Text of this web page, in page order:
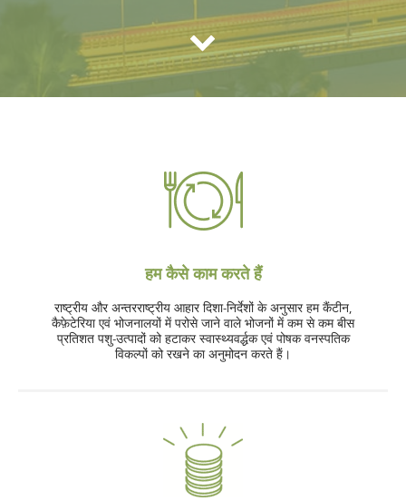
हम कैसे काम करते हैं
राष्ट्रीय और अन्तरराष्ट्रीय आहार दिशा-निर्देशों के अनुसार हम कैंटीन,
कैफ़ेटेरिया एवं भोजनालयों में परोसे जाने वाले भोजनों में कम से कम बीस
प्रतिशत पशु-उत्पादों को हटाकर स्वास्थ्यवर्द्धक एवं पोषक वनस्पतिक
विकल्पों को रखने का अनुमोदन करते हैं।